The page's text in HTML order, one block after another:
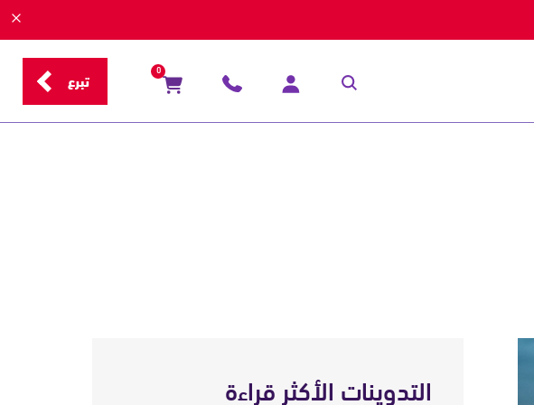
0 تبرع
التدوينات الأكثر قراءة